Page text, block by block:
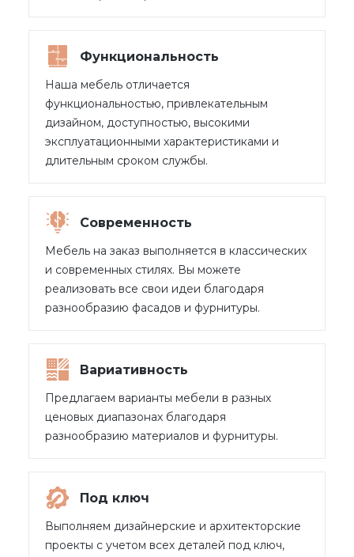
Функциональность
Наша мебель отличается
функциональностью, привлекательным
дизайном, доступностью, высокими
эксплуатационными характеристиками и
длительным сроком службы.
Современность
Мебель на заказ выполняется в классических
и современных стилях. Вы можете
реализовать все свои идеи благодаря
разнообразию фасадов и фурнитуры.
Вариативность
Предлагаем варианты мебели в разных
ценовых диапазонах благодаря
разнообразию материалов и фурнитуры.
Под ключ
Выполняем дизайнерские и архитекторские
проекты с учетом всех деталей под ключ,